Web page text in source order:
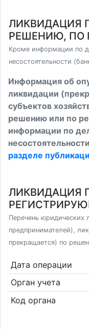
ЛИКВИДАЦИЯ
РЕШЕНИЮ, ПО
Кроме информации по
несостоятельности
Информация об
ликвидации
субъектов
решению или по
информации по
разделе
ЛИКВИДАЦИЯ
Перечень юридических
предпринимателей),
прекращается) по
Дата операции
Орган учета
Код органа